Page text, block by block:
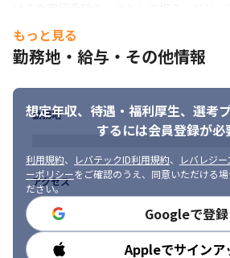
視しています。
もっと見る
勤務地・給与・その他情報
想定年収、待遇・福利厚生、 選考
するには会員登録が必
利用規約、 レバテックID利用規約、
レバレジ
ーポリシーをご確認のうえ、同意いただける
ださい。
Googleで登録
Appleでサインア
勤務地
アクセス
勤務時間